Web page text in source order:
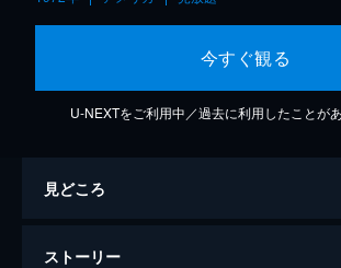
今すぐ観る
U-NEXTをご利用中／過去に利用したことが
見どころ
ストーリー